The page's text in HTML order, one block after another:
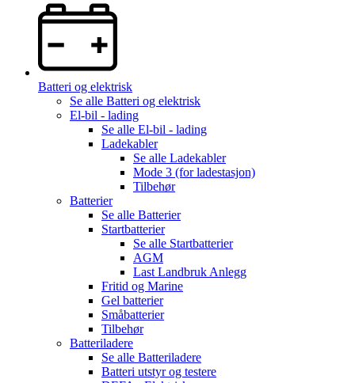
Batteri og elektrisk
Se alle Batteri og elektrisk
El-bil - lading
Se alle El-bil - lading
Ladekabler
Se alle Ladekabler
Mode 3 (for ladestasjon)
Tilbehør
Batterier
Se alle Batterier
Startbatterier
Se alle Startbatterier
AGM
Last Landbruk Anlegg
Fritid og Marine
Gel batterier
Småbatterier
Tilbehør
Batteriladere
Se alle Batteriladere
Batteri utstyr og testere